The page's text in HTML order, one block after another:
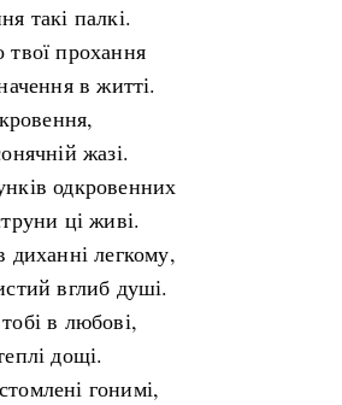
такі палкі.
прохання
в житті.
жазі.
одкровенних
ці живі.
диханні легкому,
вглиб душі.
в любові,
дощі.
гонимі,